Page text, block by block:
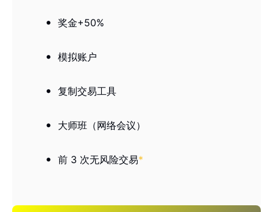
奖金+50%
模拟账户
复制交易工具
大师班（网络会议）
前 3 次无风险交易*